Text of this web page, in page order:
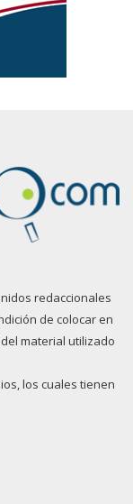
redaccionales
de colocar en
material utilizado
los cuales tienen